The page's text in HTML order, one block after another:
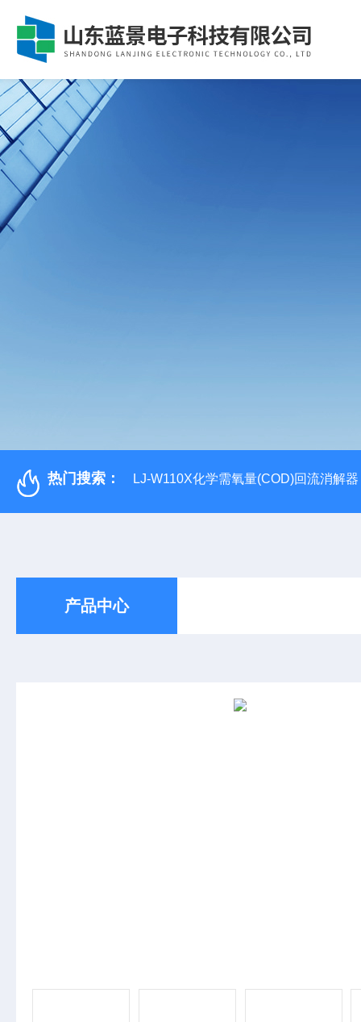
热门搜索： LJ-W110X化学需氧量(COD)回流消解器
产品中心